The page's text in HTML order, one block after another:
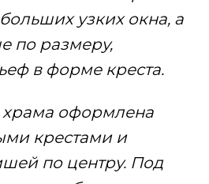
узких окна, а
по размеру,
в форме креста.
храма оформлена
крестами и
по центру. Под